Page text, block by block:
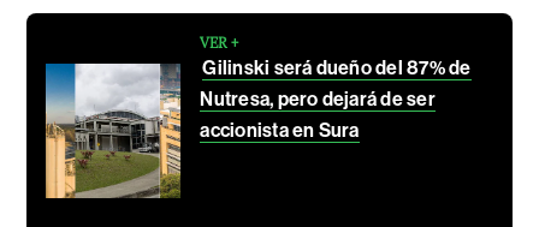
VER +
Gilinski será dueño del 87% de
Nutresa, pero dejará de ser
accionista en Sura